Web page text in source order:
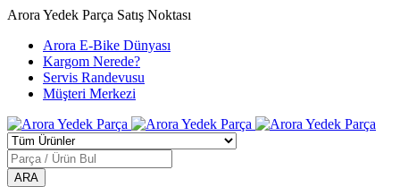
Arora Yedek Parça Satış Noktası
Arora E-Bike Dünyası
Kargom Nerede?
Servis Randevusu
Müşteri Merkezi